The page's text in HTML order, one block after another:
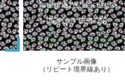
サンプル画像
（リピート境界線あり）